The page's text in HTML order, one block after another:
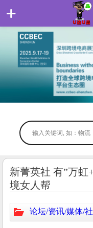
新菁英社 有”万虹
境女人帮
论坛/资讯/媒体/